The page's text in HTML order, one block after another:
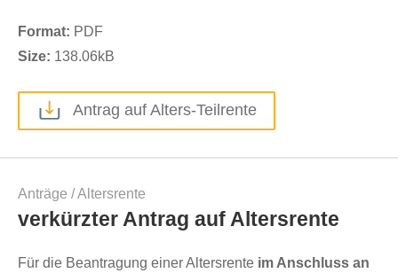
Format: PDF
Size: 138.06kB
Antrag auf Alters-Teilrente
Anträge /Altersrente
verkürzter Antrag auf Altersrente
Für die Beantragung einer Altersrente im Anschluss an